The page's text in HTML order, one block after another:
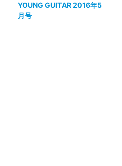
YOUNG GUITAR 2016年5
月号